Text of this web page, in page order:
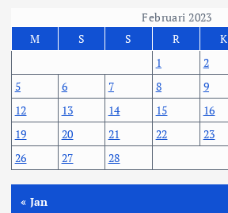
Februari 2023
M
S S R K
1
2
5
6 7 8 9
12
13 14 15 16
19
20 21 22 23
26
27 28
« Jan